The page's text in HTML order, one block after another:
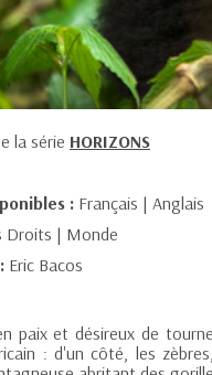
la série HORIZONS
: Français | Anglais
Droits | Monde
Eric Bacos
paix et désireux de
: d'un côté, les